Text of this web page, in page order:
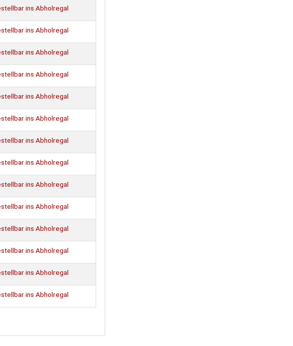
ins Abholregal
ins Abholregal
ins Abholregal
ins Abholregal
ins Abholregal
ins Abholregal
ins Abholregal
ins Abholregal
ins Abholregal
ins Abholregal
ins Abholregal
ins Abholregal
ins Abholregal
ins Abholregal